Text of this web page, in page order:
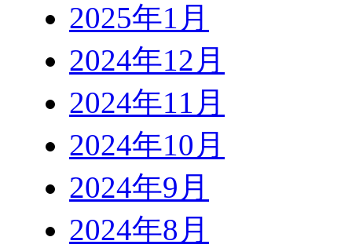
2025年1月
2024年12月
2024年11月
2024年10月
2024年9月
2024年8月